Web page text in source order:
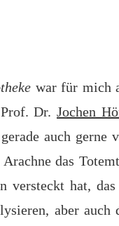
war für mich
Dr. Jochen
auch
das
versteckt hat,
aber